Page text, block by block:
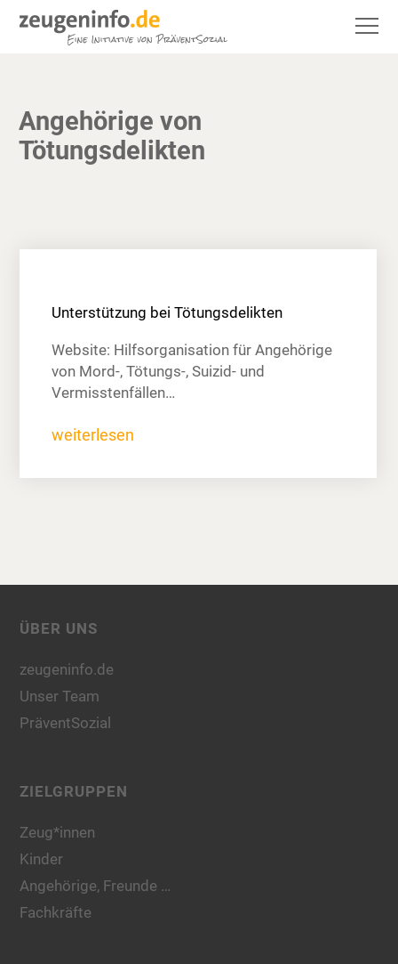
Angehörige von
Tötungsdelikten
Unterstützung bei Tötungsdelikten
Website: Hilfsorganisation für Angehörige
von Mord-, Tötungs-, Suizid- und
Vermisstenfällen…
weiterlesen
ÜBER UNS
zeugeninfo.de
Unser Team
PräventSozial
ZIELGRUPPEN
Zeug*innen
Kinder
Angehörige, Freunde …
Fachkräfte